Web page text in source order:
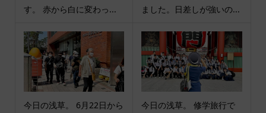
す。 赤から白に変わっ...
ました。日差しが強いの...
今日の浅草。 6月22日から
今日の浅草。 修学旅行で